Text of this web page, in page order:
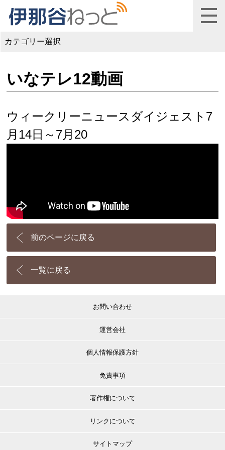
カテゴリー選択
いなテレ12動画
ウィークリーニュースダイジェスト7
月14日～7月20
前のページに戻る
一覧に戻る
お問い合わせ
運営会社
個人情報保護方針
免責事項
著作権について
リンクについて
サイトマップ